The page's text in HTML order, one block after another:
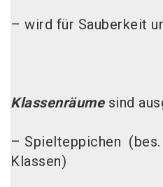
– wird für Sauberkeit
Klassenräumesind
– Spielteppichen (bes.
Klassen)